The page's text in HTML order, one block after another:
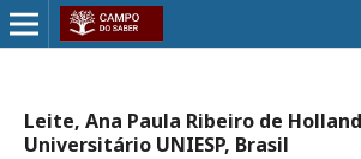
Leite, Ana Paula Ribeiro de
Universitário UNIESP, Brasil